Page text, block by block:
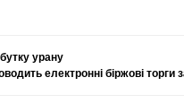
урану
електронні біржові